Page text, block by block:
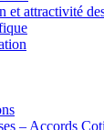
et attractivité
– Accords